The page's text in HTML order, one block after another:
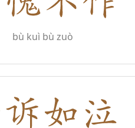
bù kuì bù zuò